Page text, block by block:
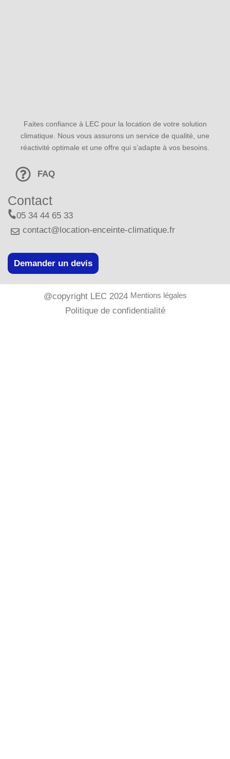
Faites confiance à LEC pour la location de votre solution
climatique. Nous vous assurons un service de qualité, une
réactivité optimale et une offre qui s’adapte à vos besoins.
FAQ
Contact
05 34 44 65 33
contact@location-enceinte-climatique.fr
Demander un devis
@copyright LEC 2024 Mentions légales
Politique de confidentialité